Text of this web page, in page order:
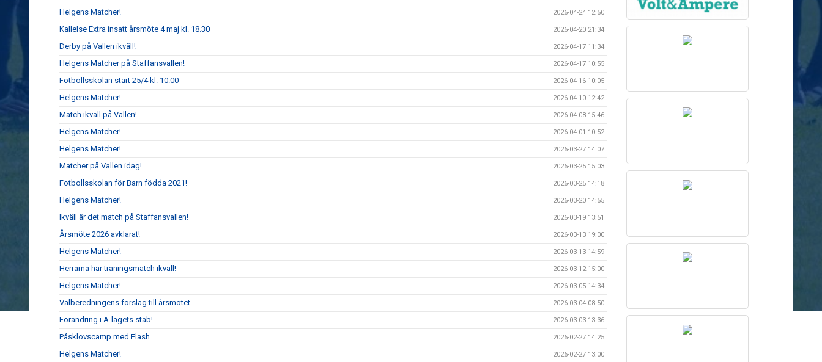
Helgens Matcher! 2026-04-24 12:50
Kallelse Extra insatt årsmöte 4 maj kl. 18.30 2026-04-20 21:34
Derby på Vallen ikväll! 2026-04-17 11:34
Helgens Matcher på Staffansvallen! 2026-04-17 10:55
Fotbollsskolan start 25/4 kl. 10.00 2026-04-16 10:05
Helgens Matcher! 2026-04-10 12:42
Match ikväll på Vallen! 2026-04-08 15:46
Helgens Matcher! 2026-04-01 10:52
Helgens Matcher! 2026-03-27 14:07
Matcher på Vallen idag! 2026-03-25 15:03
Fotbollsskolan för Barn födda 2021! 2026-03-25 14:18
Helgens Matcher! 2026-03-20 14:55
Ikväll är det match på Staffansvallen! 2026-03-19 13:51
Årsmöte 2026 avklarat! 2026-03-13 19:00
Helgens Matcher! 2026-03-13 14:59
Herrarna har träningsmatch ikväll! 2026-03-12 15:00
Helgens Matcher! 2026-03-05 14:34
Valberedningens förslag till årsmötet 2026-03-04 08:50
Förändring i A-lagets stab! 2026-03-03 13:36
Påsklovscamp med Flash 2026-02-27 14:25
Helgens Matcher! 2026-02-27 13:00